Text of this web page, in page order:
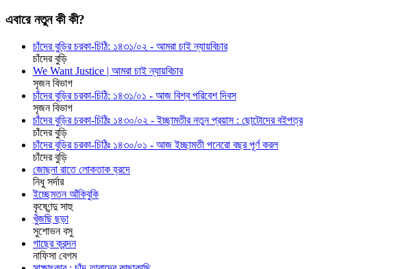
এবারে নতুন কী কী?
চাঁদের বুড়ির চরকা-চিঠি: ১৪৩১/০২ - আমরা চাই ন্যায়বিচার
চাঁদের বুড়ি
We Want Justice | আমরা চাই ন্যায়বিচার
সৃজন বিভাগ
চাঁদের বুড়ির চরকা-চিঠি: ১৪৩১/০১ - আজ বিশ্ব পরিবেশ দিবস
সৃজন বিভাগ
চাঁদের বুড়ির চরকা-চিঠিঃ ১৪৩০/০২ - ইচ্ছামতীর নতুন প্রয়াস : ছোটোদের বইপত্র
চাঁদের বুড়ি
চাঁদের বুড়ির চরকা-চিঠিঃ ১৪৩০/০১ - আজ ইচ্ছামতী পনেরো বছর পূর্ণ করল
চাঁদের বুড়ি
জোছনা রাতে লোকতাক হ্রদে
নিধু সর্দার
ইচ্ছেমতন আঁকিবুকি
কৃষ্ণেন্দু সাহু
খুঁজছি ছড়া
সুশোভন বসু
গাছের ক্রন্দন
নাফিসা বেগম